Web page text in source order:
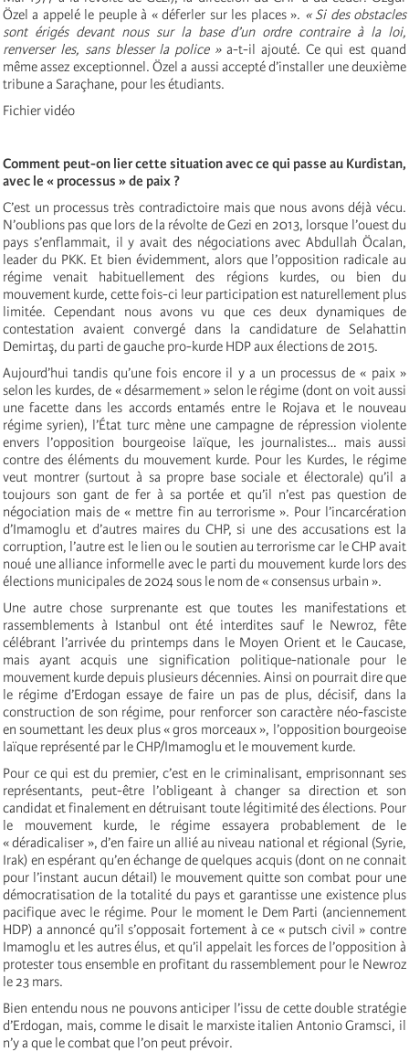
Özel a appelé le peuple à « déferler sur les places ». « Si des obstacles
sont érigés devant nous sur la base d’un ordre contraire à la loi,
renverser les, sans blesser la police »a-t-il ajouté. Ce qui est quand
même assez exceptionnel. Özel a aussi accepté d’installer une deuxième
tribune a Saraçhane, pour les étudiants.
Fichier vidéo
Comment peut-on lier cette situation avec ce qui passe au Kurdistan,
avec le « processus » de paix ?
C’est un processus très contradictoire mais que nous avons déjà vécu.
N’oublions pas que lors de la révolte de Gezi en 2013, lorsque l’ouest du
pays s’enflammait, il y avait des négociations avec Abdullah Öcalan,
leader du PKK. Et bien évidemment, alors que l’opposition radicale au
régime venait habituellement des régions kurdes, ou bien du
mouvement kurde, cette fois-ci leur participation est naturellement plus
limitée. Cependant nous avons vu que ces deux dynamiques de
contestation avaient convergé dans la candidature de Selahattin
Demirtaş, du parti de gauche pro-kurde HDP aux élections de 2015.
Aujourd’hui tandis qu’une fois encore il y a un processus de « paix »
selon les kurdes, de « désarmement » selon le régime (dont on voit aussi
une facette dans les accords entamés entre le Rojava et le nouveau
régime syrien), l’État turc mène une campagne de répression violente
envers l’opposition bourgeoise laïque, les journalistes… mais aussi
contre des éléments du mouvement kurde. Pour les Kurdes, le régime
veut montrer (surtout à sa propre base sociale et électorale) qu’il a
toujours son gant de fer à sa portée et qu’il n’est pas question de
négociation mais de « mettre fin au terrorisme ». Pour l’incarcération
d’Imamoglu et d’autres maires du CHP, si une des accusations est la
corruption, l’autre est le lien ou le soutien au terrorisme car le CHP avait
noué une alliance informelle avec le parti du mouvement kurde lors des
élections municipales de 2024 sous le nom de « consensus urbain ».
Une autre chose surprenante est que toutes les manifestations et
rassemblements à Istanbul ont été interdites sauf le Newroz, fête
célébrant l’arrivée du printemps dans le Moyen Orient et le Caucase,
mais ayant acquis une signification politique-nationale pour le
mouvement kurde depuis plusieurs décennies. Ainsi on pourrait dire que
le régime d’Erdogan essaye de faire un pas de plus, décisif, dans la
construction de son régime, pour renforcer son caractère néo-fasciste
en soumettant les deux plus « gros morceaux », l’opposition bourgeoise
laïque représenté par le CHP/Imamoglu et le mouvement kurde.
Pour ce qui est du premier, c’est en le criminalisant, emprisonnant ses
représentants, peut-être l’obligeant à changer sa direction et son
candidat et finalement en détruisant toute légitimité des élections. Pour
le mouvement kurde, le régime essayera probablement de le
« déradicaliser », d’en faire un allié au niveau national et régional (Syrie,
Irak) en espérant qu’en échange de quelques acquis (dont on ne connait
pour l’instant aucun détail) le mouvement quitte son combat pour une
démocratisation de la totalité du pays et garantisse une existence plus
pacifique avec le régime. Pour le moment le Dem Parti (anciennement
HDP) a annoncé qu’il s’opposait fortement à ce « putsch civil » contre
Imamoglu et les autres élus, et qu’il appelait les forces de l’opposition à
protester tous ensemble en profitant du rassemblement pour le Newroz
le 23 mars.
Bien entendu nous ne pouvons anticiper l’issu de cette double stratégie
d’Erdogan, mais, comme le disait le marxiste italien Antonio Gramsci, il
n’y a que le combat que l’on peut prévoir.